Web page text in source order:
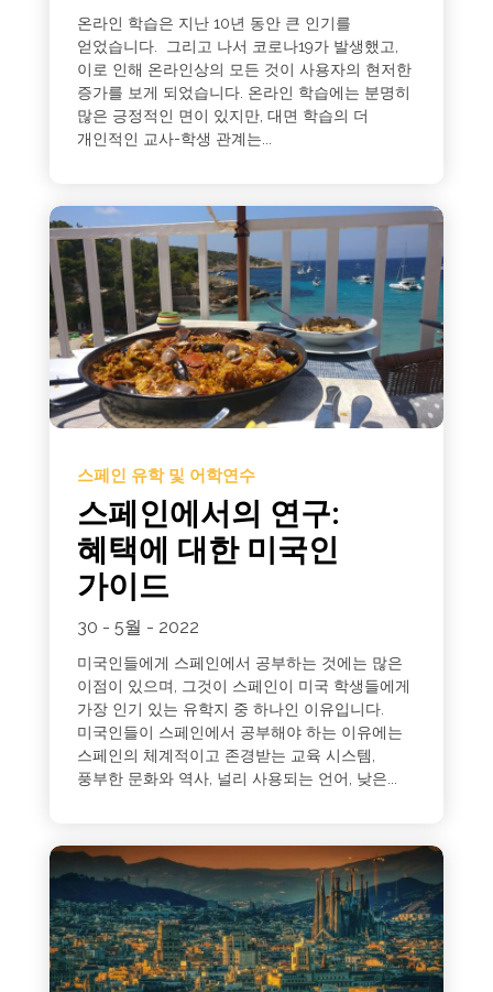
온라인 학습은 지난 10년 동안 큰 인기를
얻었습니다. 그리고 나서 코로나19가 발생했고,
이로 인해 온라인상의 모든 것이 사용자의 현저한
증가를 보게 되었습니다. 온라인 학습에는 분명히
많은 긍정적인 면이 있지만, 대면 학습의 더
개인적인 교사-학생 관계는...
스페인 유학 및 어학연수
스페인에서의 연구:
혜택에 대한 미국인
가이드
30 - 5월 - 2022
미국인들에게 스페인에서 공부하는 것에는 많은
이점이 있으며, 그것이 스페인이 미국 학생들에게
가장 인기 있는 유학지 중 하나인 이유입니다.
미국인들이 스페인에서 공부해야 하는 이유에는
스페인의 체계적이고 존경받는 교육 시스템,
풍부한 문화와 역사, 널리 사용되는 언어, 낮은...